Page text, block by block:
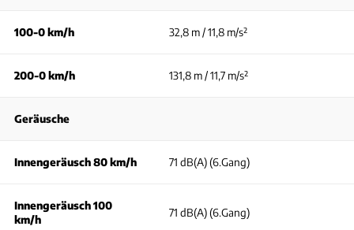
100-0 km/h 32,8 m / 11,8 m/s²
200-0 km/h 131,8 m / 11,7 m/s²
Geräusche
Innengeräusch 80 km/h 71 dB(A) (6.Gang)
Innengeräusch 100
km/h
71 dB(A) (6.Gang)